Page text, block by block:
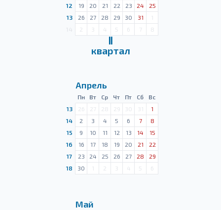
12
19 20 21 22 23 24
25
13
26 27 28 29 30 31
1
2 3 4 5 6 7 8
Ⅱ
квартал
Апрель
Пн Вт Ср Чт Пт Сб
Вс
13
26 27 28 29 30 31
1
14
2 3 4 5 6 7
8
15
9 10 11 12 13 14
15
16
16 17 18 19 20 21
22
17
23 24 25 26 27 28
29
18
30 1 2 3 4 5 6
Май